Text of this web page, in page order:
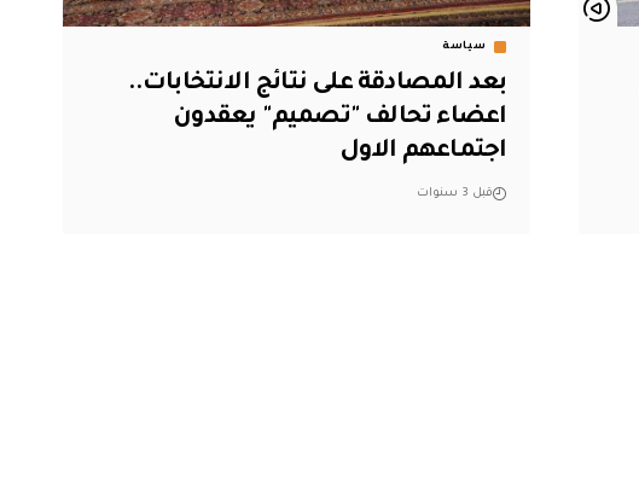
سياسة
بعد المصادقة على نتائج الانتخابات..
اعضاء تحالف "تصميم" يعقدون
اجتماعهم الاول
قبل 3 سنوات